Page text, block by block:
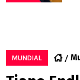
MUNDIAL